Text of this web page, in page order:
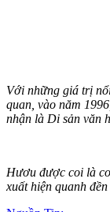
Với những giá trị
quan, vào năm
nhận là Di sản văn
Hươu được coi là
xuất hiện quanh